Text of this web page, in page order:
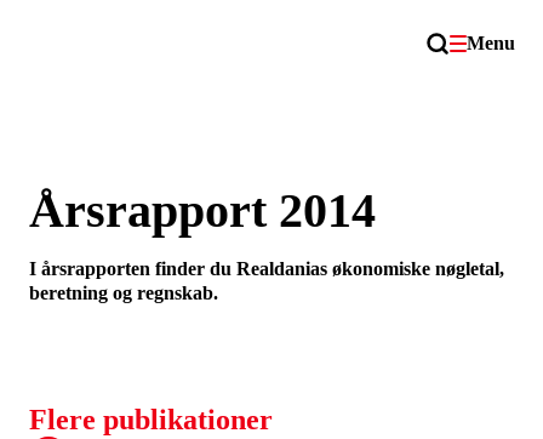
Menu
Årsrapport 2014
I årsrapporten finder du Realdanias økonomiske nøgletal,
beretning og regnskab.
Flere publikationer